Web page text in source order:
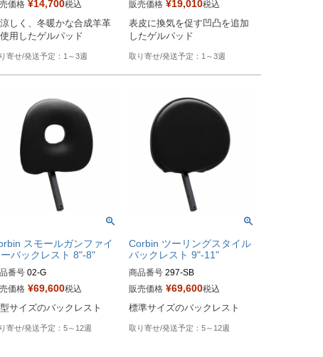
価格 ¥14,700税込
しく、冬暖かな合成羊革
用したゲルパッド
1～3週
販売価格 ¥19,010税込
表皮に換気を促す凹凸を追加
したゲルパッド
1～3週
スモールガンファイ
ーバックレスト 8"-8"
番号 02-G
番：GB
価格 ¥69,600税込
サイズのバックレスト
5～12週
Corbin ツーリングスタイル
バックレスト 9"-11"
商品番号 297-SB
販売価格 ¥69,600税込
標準サイズのバックレスト
5～12週